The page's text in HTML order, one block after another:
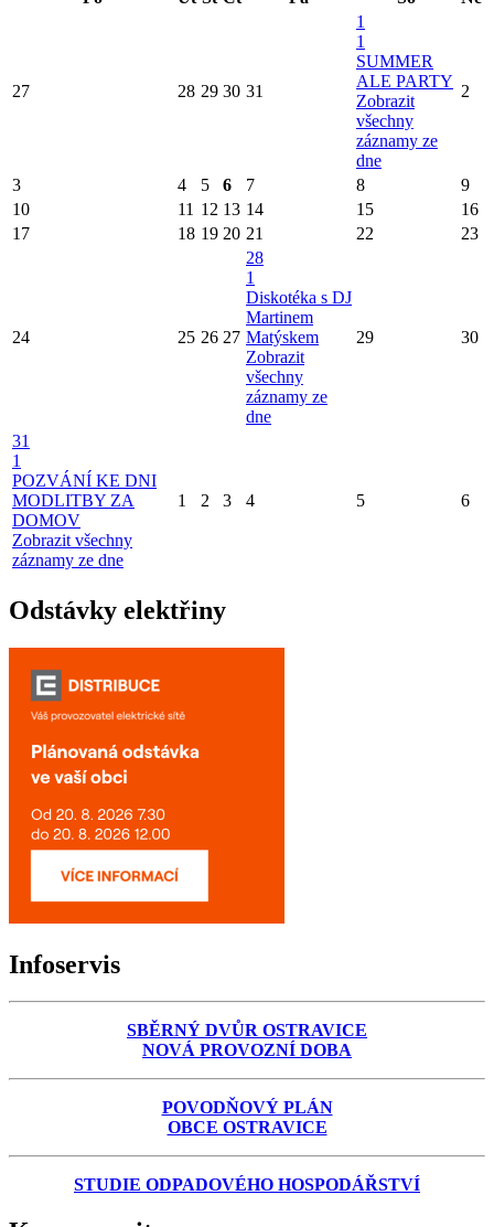
27 28 29 30 31
1
1
SUMMER
ALE PARTY
Zobrazit
všechny
záznamy ze
dne
2
3 4 5 6 7 8
9
10
11 12 13 14 15
16
17
18 19 20 21 22 23
24 25 26 27
28
1
Diskotéka s DJ
Martinem
Matýskem
Zobrazit
všechny
záznamy ze
dne
29 30
31
1
POZVÁNÍ KE DNI
MODLITBY ZA
DOMOV
Zobrazit všechny
záznamy ze dne
1 2 3 4 5 6
Odstávky elektřiny
Infoservis
SBĚRNÝ DVŮR OSTRAVICE
NOVÁ PROVOZNÍ DOBA
POVODŇOVÝ PLÁN
OBCE OSTRAVICE
STUDIE ODPADOVÉHO HOSPODÁŘSTVÍ